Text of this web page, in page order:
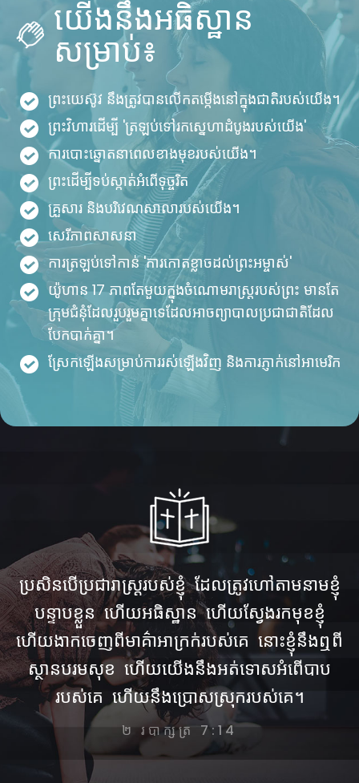
យើងនឹងអធិស្ឋាន
សម្រាប់៖
ព្រះយេស៊ូវ នឹងត្រូវបានលើកតម្កើងនៅក្នុងជាតិរបស់យើង។
ព្រះវិហារដើម្បី 'ត្រឡប់ទៅរកស្នេហាដំបូងរបស់យើង'
ការបោះឆ្នោតនាពេលខាងមុខរបស់យើង។
ព្រះ​ដើម្បី​ទប់​ស្កាត់​អំពើ​ទុច្ចរិត
គ្រួសារ និងបរិវេណសាលារបស់យើង។
សេរីភាពសាសនា
ការ​ត្រឡប់​ទៅ​កាន់ 'ការ​កោត​ខ្លាច​ដល់​ព្រះអម្ចាស់'
យ៉ូហាន 17 ភាពតែមួយក្នុងចំណោមរាស្ដ្ររបស់ព្រះ មានតែ
ក្រុមជំនុំដែលរួបរួមគ្នាទេដែលអាចព្យាបាលប្រជាជាតិដែល
បែកបាក់គ្នា។
ស្រែកឡើងសម្រាប់ការរស់ឡើងវិញ និងការភ្ញាក់នៅអាមេរិក
ប្រសិនបើ​ប្រជារាស្ត្រ​របស់​ខ្ញុំ ដែល​ត្រូវ​ហៅ​តាម​នាម​ខ្ញុំ
បន្ទាប​ខ្លួន ហើយ​អធិស្ឋាន ហើយ​ស្វែង​រក​មុខ​ខ្ញុំ
ហើយ​ងាក​ចេញ​ពី​មាគ៌ា​អាក្រក់​របស់​គេ នោះ​ខ្ញុំ​នឹង​ឮ​ពី​
ស្ថាន​បរមសុខ ហើយ​យើង​នឹង​អត់​ទោស​អំពើ​បាប​
របស់​គេ ហើយ​នឹង​ប្រោស​ស្រុក​របស់​គេ។
២ របាក្សត្រ 7:14